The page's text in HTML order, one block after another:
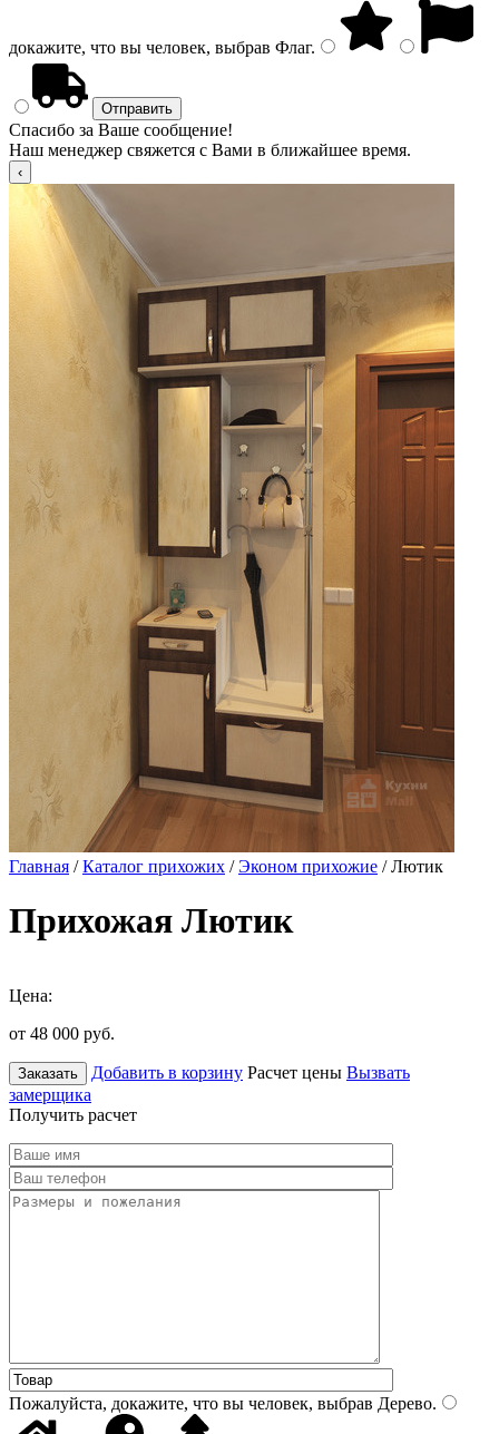
докажите, что вы человек, выбрав Флаг.
Спасибо за Ваше сообщение!
Наш менеджер свяжется с Вами в ближайшее время.
Главная /Каталог прихожих /Эконом прихожие / Лютик
Прихожая Лютик
Цена:
от 48 000 руб.
Заказать Добавить в корзину Расчет цены Вызвать
замерщика
Получить расчет
Пожалуйста, докажите, что вы человек, выбрав Дерево.